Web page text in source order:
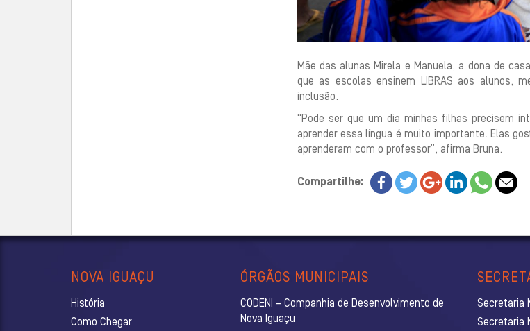
Mãe das alunas Mirela e Manuela, a dona de
que as escolas ensinem LIBRAS aos alunos,
inclusão.
“Pode ser que um dia minhas filhas precisem
aprender essa língua é muito importante. Elas
aprenderam com o professor”, afirma Bruna.
Compartilhe:
NOVA IGUAÇU
História
Como Chegar
ÓRGÃOS MUNICIPAIS
CODENI – Companhia de Desenvolvimento de
Nova Iguaçu
Secretaria
Secretaria